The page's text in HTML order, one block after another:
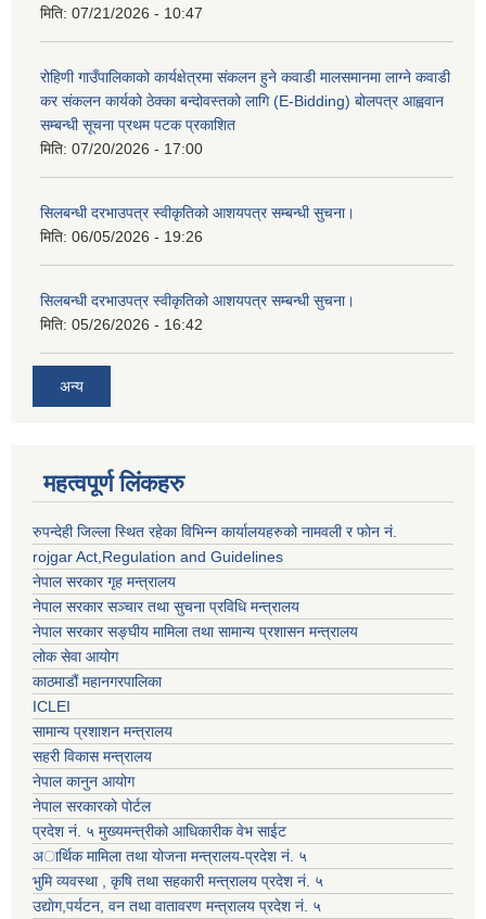
मिति: 07/21/2026 - 10:47
रोहिणी गाउँपालिकाको कार्यक्षेत्रमा संकलन हुने कवाडी मालसमानमा लाग्ने कवाडी
कर संकलन कार्यको ठेक्का बन्दोवस्तको लागि (E-Bidding) बोलपत्र आह्ववान
सम्बन्धी सूचना प्रथम पटक प्रकाशित
मिति: 07/20/2026 - 17:00
सिलबन्धी दरभाउपत्र स्वीकृतिको आशयपत्र सम्बन्धी सुचना।
मिति: 06/05/2026 - 19:26
सिलबन्धी दरभाउपत्र स्वीकृतिको आशयपत्र सम्बन्धी सुचना।
मिति: 05/26/2026 - 16:42
अन्य
महत्वपूर्ण लिंकहरु
रुपन्देही जिल्ला स्थित रहेका विभिन्न कार्यालयहरुको नामवली र फाेन न‌ं.
rojgar Act,Regulation and Guidelines
नेपाल सरकार गृह मन्त्रालय
नेपाल सरकार सञ्चार तथा सुचना प्रविधि मन्त्रालय
नेपाल सरकार सङ्घीय मामिला तथा सामान्य प्रशासन मन्त्रालय
लोक सेवा आयोग
काठमाडौं महानगरपालिका
ICLEI
सामान्य प्रशाशन मन्त्रालय
सहरी विकास मन्त्रालय
नेपाल कानुन आयोग
नेपाल सरकारको पोर्टल
प्रदेश नं. ५ मुख्यमन्त्रीको आधिकारीक वेभ साईट
अार्थिक मामिला तथा योजना मन्त्रालय-प्रदेश नं. ५
भुमि व्यवस्था , कृषि तथा सहकारी मन्त्रालय प्रदेश नं. ५
उद्याेग,पर्यटन, वन तथा वातावरण मन्त्रालय प्रदेश नं. ५